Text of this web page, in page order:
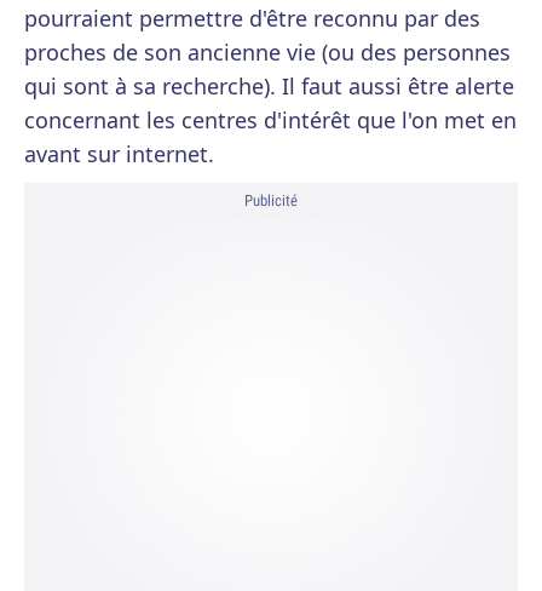
pourraient permettre d'être reconnu par des
proches de son ancienne vie (ou des personnes
qui sont à sa recherche). Il faut aussi être alerte
concernant les centres d'intérêt que l'on met en
avant sur internet.
Publicité